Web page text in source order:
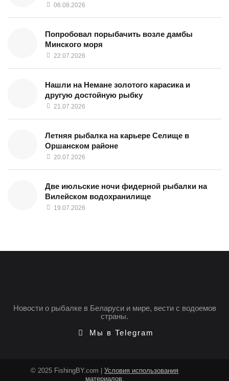
06.08.2026
Попробовал порыбачить возле дамбы
Минского моря
22.07.2026
Нашли на Немане золотого карасика и
другую достойную рыбку
21.07.2026
Летняя рыбалка на карьере Селище в
Оршанском районе
20.07.2026
Две июльские ночи фидерной рыбалки на
Вилейском водохранилище
19.07.2026
Новости о рыбалке в Беларуси и мире, вести с водоемов
страны.
Мы в Telegram
© 2025 FishingBY.com |Условия использования
материалов.